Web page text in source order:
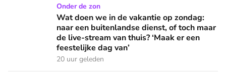
Wat doen we in de vakantie op zondag: naar een
Onder de zon
Wat doen we in de vakantie op zondag:
naar een buitenlandse dienst, of toch maar
de live-stream van thuis? ‘Maak er een
feestelijke dag van’
20 uur geleden